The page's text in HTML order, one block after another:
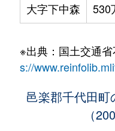
大字下中森
530
※出典：国土交通
s://
邑楽郡千代田
（